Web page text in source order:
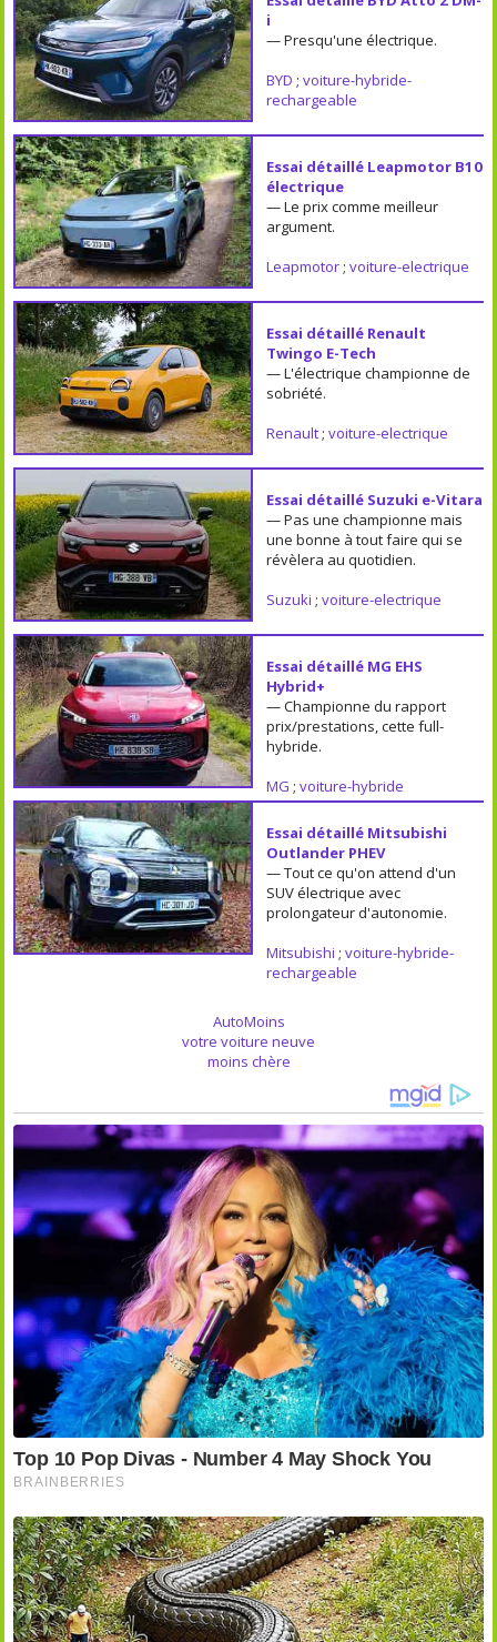
i
— Presqu'une électrique.
BYD ; voiture-hybride-
rechargeable
Essai détaillé Leapmotor B10
électrique
— Le prix comme meilleur
argument.
Leapmotor; voiture-electrique
Essai détaillé Renault
Twingo E-Tech
— L'électrique championne de
sobriété.
Renault; voiture-electrique
Essai détaillé Suzuki e-Vitara
— Pas une championne mais
une bonne à tout faire qui se
révèlera au quotidien.
Suzuki ; voiture-electrique
Essai détaillé MG EHS
Hybrid+
— Championne du rapport
prix/prestations, cette full-
hybride.
MG ; voiture-hybride
Essai détaillé Mitsubishi
Outlander PHEV
— Tout ce qu'on attend d'un
SUV électrique avec
prolongateur d'autonomie.
Mitsubishi ; voiture-hybride-
rechargeable
AutoMoins
votre voiture neuve
moins chère